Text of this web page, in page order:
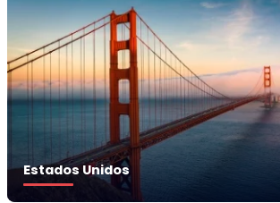
Estados Unidos